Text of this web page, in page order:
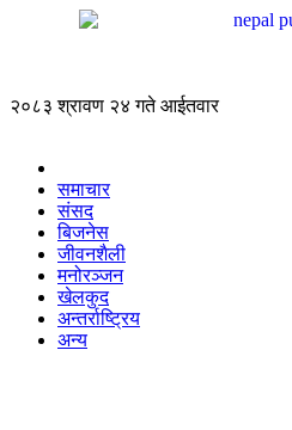
२०८३ श्रावण २४ गते आईतवार
समाचार
संसद
बिजनेस
जीवनशैली
मनोरञ्जन
खेलकुद
अन्तर्राष्ट्रिय
अन्य